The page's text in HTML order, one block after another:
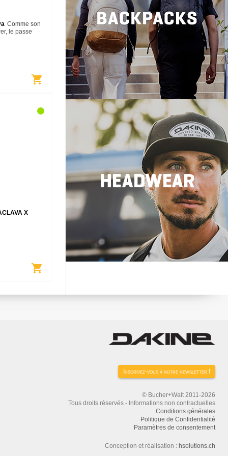
Comme son
le passe
adopte une
shopping_cart
X
shopping_cart
Inscrivez-vous à notre newsletter !
© Bucher+Walt 2011-2026
Tous droits réservés - Informations non contractuelles
Conditions générales
Politique de Confidentialité
Paramètres de consentement
Conception et réalisation : hsolutions.ch